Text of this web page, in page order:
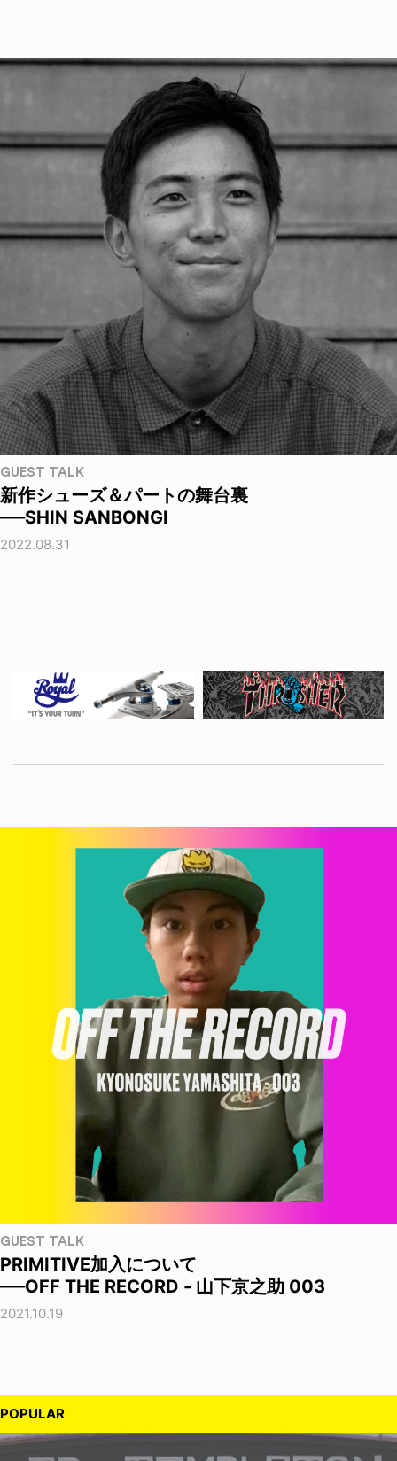
GUEST TALK
新作シューズ＆パートの舞台裏
──SHIN SANBONGI
2022.08.31
GUEST TALK
PRIMITIVE加入について
──OFF THE RECORD - 山下京之助 003
2021.10.19
POPULAR